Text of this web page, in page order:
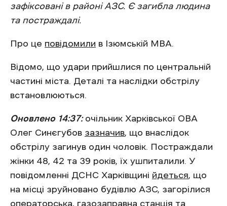
зафіксовані в районі АЗС. Є загибла людина
та постраждалі.
Про це повідомили в Ізюмській МВА.
Відомо, що удари прийшлися по центральній
частині міста. Деталі та наслідки обстрілу
встановлюються.
Оновлено 14:37:очільник Харківської ОВА
Олег Синєгубов зазначив, що внаслідок
обстрілу загинув один чоловік. Постраждали
жінки 48, 42 та 39 років, їх ушпиталили. У
повідомленні ДСНС Харківщині йдеться, що
на місці зруйновано будівлю АЗС, загорілися
операторська, газозаправна станція та